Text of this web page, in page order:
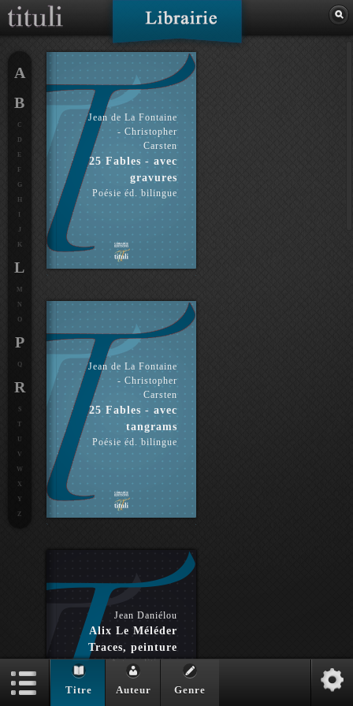
Jean de La Fontaine
- Christopher
Carsten
25 Fables - avec
gravures
Poésie éd. bilingue
Jean de La Fontaine
- Christopher
Carsten
25 Fables - avec
tangrams
Poésie éd. bilingue
Jean Daniélou
Alix Le Méléder
Traces, peinture
Arts politiques
A
B
C
D
E
F
G
H
J
K
L
M
N
O
P
Q
R
S
T
U
V
W
X
Y
Z
Titre Auteur Genre